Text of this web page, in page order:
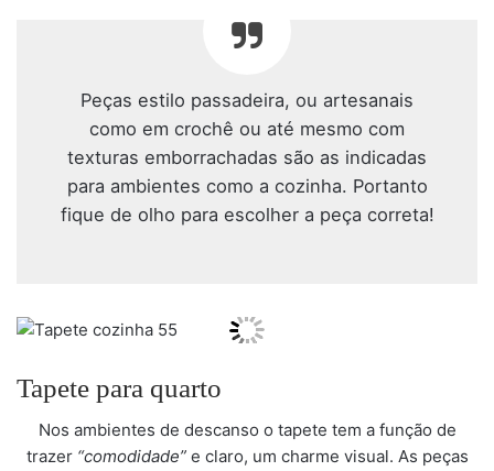
Peças estilo passadeira, ou artesanais
como em crochê ou até mesmo com
texturas emborrachadas são as indicadas
para ambientes como a cozinha. Portanto
fique de olho para escolher a peça correta!
Tapete para quarto
Nos ambientes de descanso o tapete tem a função de
trazer “comodidade”e claro, um charme visual. As peças